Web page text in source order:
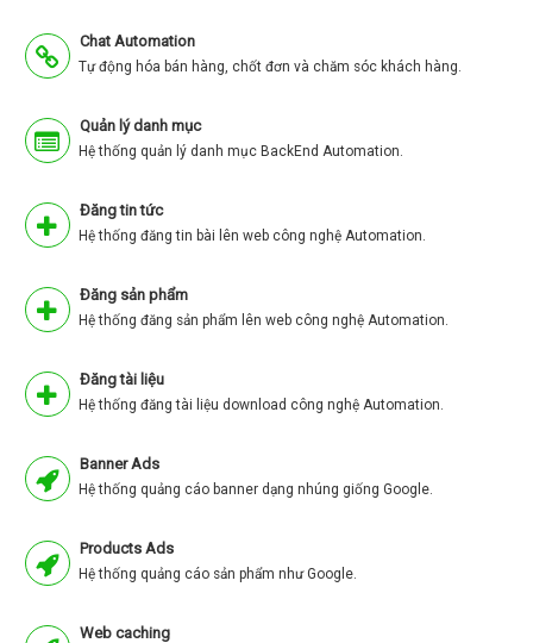
Chat Automation
Tự động hóa bán hàng, chốt đơn và chăm sóc khách hàng.
Quản lý danh mục
Hệ thống quản lý danh mục BackEnd Automation.
Đăng tin tức
Hệ thống đăng tin bài lên web công nghệ Automation.
Đăng sản phẩm
Hệ thống đăng sản phẩm lên web công nghệ Automation.
Đăng tài liệu
Hệ thống đăng tài liệu download công nghệ Automation.
Banner Ads
Hệ thống quảng cáo banner dạng nhúng giống Google.
Products Ads
Hệ thống quảng cáo sản phẩm như Google.
Web caching